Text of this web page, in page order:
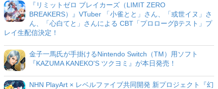
『リミットゼロ ブレイカーズ（LIMIT ZERO
BREAKERS）』VTuber 「小雀とと」さん、「或世イヌ」さ
ん、「心白てと」さんによる CBT「プロローグβテスト」プ
レイ生配信決定！
金子一馬氏が手掛けるNintendo Switch（TM）用ソフト
『KAZUMA KANEKO'S ツクヨミ』が本日発売！
NHN PlayArt × レベルファイブ共同開発 新プロジェクト『幻